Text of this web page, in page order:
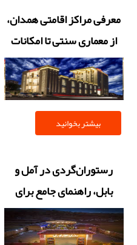
معرفی مراکز اقامتی همدان،
از معماری سنتی تا امکانات
مدرن
بیشتر بخوانید
رستوران‌گردی در آمل و
بابل، راهنمای جامع برای
خوراکی‌های محلی+ آدرس و
نقشه